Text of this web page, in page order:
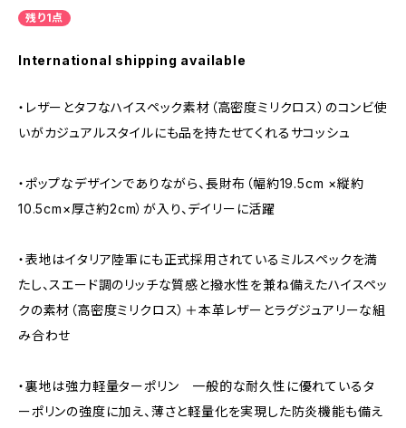
残り1点
International shipping available
・レザーとタフなハイスペック素材（高密度ミリクロス）のコンビ使
いがカジュアルスタイルにも品を持たせてくれるサコッシュ
・ポップなデザインでありながら、長財布（幅約19.5cm ×縦約
10.5cm×厚さ約2cm）が入り、デイリーに活躍
・表地はイタリア陸軍にも正式採用されているミルスペックを満
たし、スエード調のリッチな質感と撥水性を兼ね備えたハイスペッ
クの素材（高密度ミリクロス）＋本革レザーとラグジュアリーな組
み合わせ
・裏地は強力軽量ターポリン 一般的な耐久性に優れているタ
ーポリンの強度に加え、薄さと軽量化を実現した防炎機能も備え